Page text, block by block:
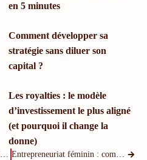
en 5 minutes
Comment développer sa
stratégie sans diluer son
capital ?
Les royalties : le modèle
d’investissement le plus aligné
(et pourquoi il change la
donne)
Intégrer le crowdfunding à mon plan de financement, même en B2B ! Entrepreneuriat féminin : comment améliorer mes perspectives de financement ?